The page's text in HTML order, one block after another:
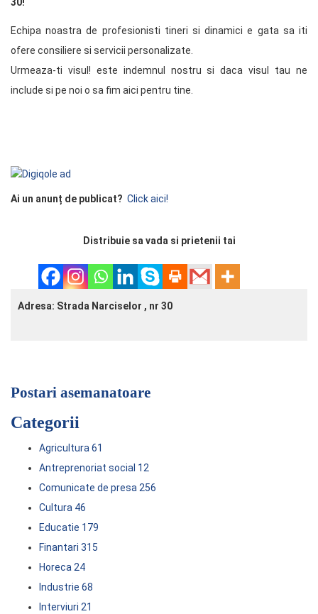
Echipa noastra de profesionisti tineri si dinamici e gata sa iti
ofere consiliere si servicii personalizate.
Urmeaza-ti visul! este indemnul nostru si daca visul tau ne
include si pe noi o sa fim aici pentru tine.
Ai un anunț de publicat? Click aici!
Distribuie sa vada si prietenii tai
Adresa: Strada Narciselor , nr 30
Postari asemanatoare
Categorii
Agricultura 61
Antreprenoriat social 12
Comunicate de presa 256
Cultura 46
Educatie 179
Finantari 315
Horeca 24
Industrie 68
Interviuri 21